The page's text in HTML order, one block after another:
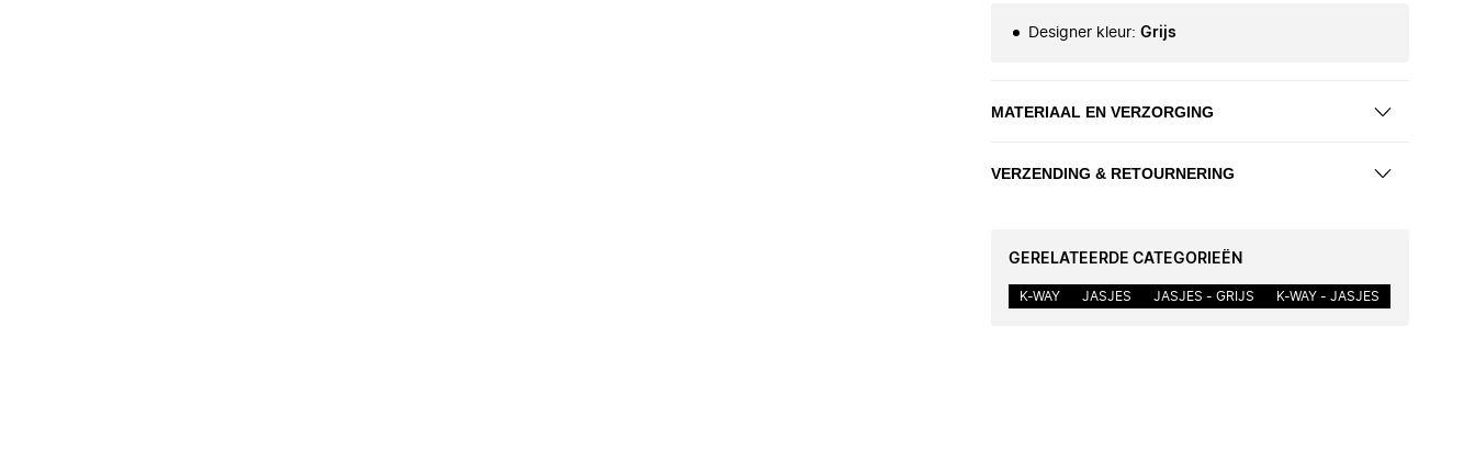
Designer kleur: Grijs
MATERIAAL EN VERZORGING
VERZENDING & RETOURNERING
GERELATEERDE CATEGORIEËN
K-WAY JASJES JASJES - GRIJS K-WAY - JASJES